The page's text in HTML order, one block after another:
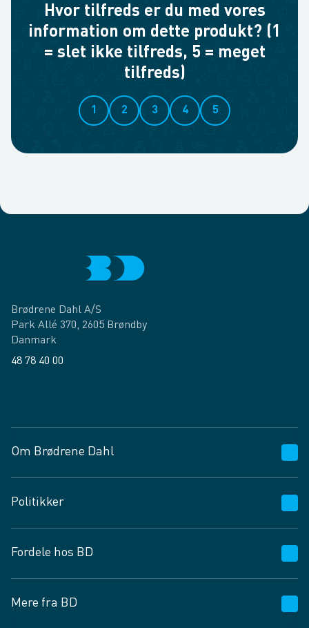
Hvor tilfreds er du med vores
information om dette produkt? (1
= slet ikke tilfreds, 5 = meget
tilfreds)
1 2 3 4 5
Brødrene Dahl A/S
Park Allé 370, 2605 Brøndby
Danmark
48 78 40 00
Om Brødrene Dahl
Vagttelefon 30 10 89 89
Spørgsmål og svar
Job og karriere
Fødevarekontrolrapport
Politikker
Privatlivspolitik
Cookies
Vilkår og betingelser
Fordele hos BD
BD app
Mere fra BD